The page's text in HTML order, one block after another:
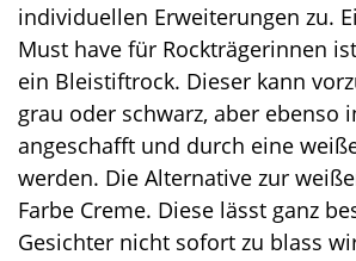
individuellen Erweiterungen zu.
Must have für Rockträgerinnen
ein Bleistiftrock. Dieser kann
grau oder schwarz, aber ebenso
angeschafft und durch eine
werden. Die Alternative zur
Farbe Creme. Diese lässt ganz
Gesichter nicht sofort zu blass